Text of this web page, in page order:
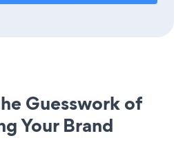
Guesswork of
Your Brand